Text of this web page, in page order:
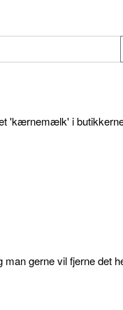
'kærnemælk' i
gerne vil fjerne det